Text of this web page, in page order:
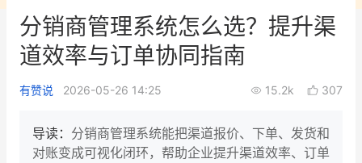
新零售大会 新零售茶会
增长产品指南
分销商管理系统怎么选？提升渠
道效率与订单协同指南
有赞说 2026-05-26 14:25 15.2k 307
导读： 分销商管理系统能把渠道报价、下单、发货和
对账变成可视化闭环，帮助企业提升渠道效率、订单